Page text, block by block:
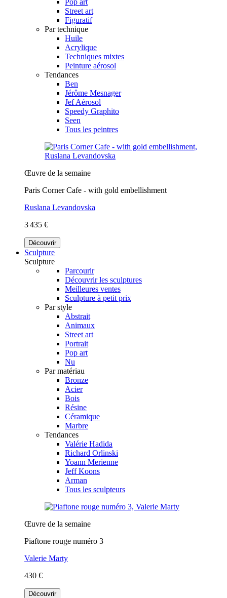
Street art
Figuratif
Par technique
Huile
Acrylique
Techniques mixtes
Peinture aérosol
Tendances
Ben
Jérôme Mesnager
Jef Aérosol
Speedy Graphito
Seen
Tous les peintres
Œuvre de la semaine
Paris Corner Cafe - with gold embellishment
Ruslana Levandovska
3 435 €
Découvrir
Sculpture
Sculpture
Parcourir
Découvrir les sculptures
Meilleures ventes
Sculpture à petit prix
Par style
Abstrait
Animaux
Street art
Portrait
Pop art
Nu
Par matériau
Bronze
Acier
Bois
Résine
Céramique
Marbre
Tendances
Valérie Hadida
Richard Orlinski
Yoann Merienne
Jeff Koons
Arman
Tous les sculpteurs
Œuvre de la semaine
Piaftone rouge numéro 3
Valerie Marty
430 €
Découvrir